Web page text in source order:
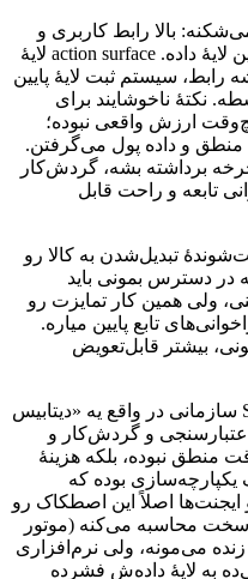
بالا رابط کاربری و
لایهٔ داده. action surface لایهٔ
رابط، سیستم ثبت لایهٔ پایین
نکتهٔ ناخوشایند برای
ارزش واقعی نبوده؛
منطق و داده پول می‌گرفتن.
برداشته بشه، گردش‌کار
تابعه و راحت قابل
تبدیل‌شدن به کالا رو
در دسترس بمونی باید
ولی همین کار تمایزت رو
تابع پایین میاره.
بیشتر قابل‌تعویض
سازمانی در واقع یه «دیتابیس
اعتبارسنجی و گردش‌کار و
منطق نبوده، بلکه هزینهٔ
یکپارچه‌سازی بوده که
ایجنت‌ها اصلاً این اصطکاک رو
سخت محاسبه می‌کنه (موتور
زنده می‌مونه، ولی نرم‌افزاری
به لایهٔ داده‌ش فشرده